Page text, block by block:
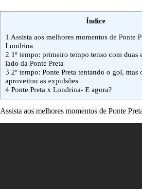
Índice
1 Assista aos melhores momentos de Ponte
Londrina
2 1º tempo: primeiro tempo tenso com duas
lado da Ponte Preta
3 2º tempo: Ponte Preta tentando o gol, mas
aproveitou as expulsões
4 Ponte Preta x Londrina- E agora?
Assista aos melhores momentos de Ponte